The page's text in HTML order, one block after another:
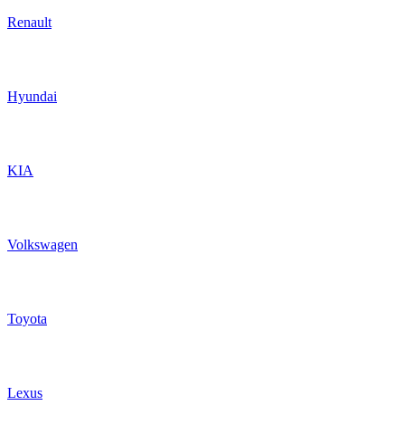
Renault
Hyundai
KIA
Volkswagen
Toyota
Lexus